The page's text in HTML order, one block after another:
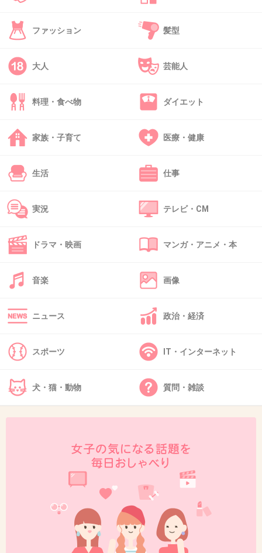
38. 匿名
恋愛系じゃないけど松雪泰子が出てた救命病棟
で
『第一外科に居なくても専門の勉強はできる
の。簡単な事、人の2倍生きればいいだけ。人
の2倍生きて私は実力で第一外科に戻る』
て言ったシーン。その時から松雪泰子大好きで
す♡
39. 匿名
ガリレオの
「実に面白い」
柴咲コウバージョンのときは面白かったなー
2013/12/12(木) 16:25:16
ファッション 髪型
大人 芸能人
料理・食べ物 ダイエット
家族・子育て 医療・健康
生活 仕事
実況 テレビ・CM
ドラマ・映画 マンガ・アニメ・本
音楽 画像
ニュース 政治・経済
スポーツ IT・インターネット
犬・猫・動物 質問・雑談